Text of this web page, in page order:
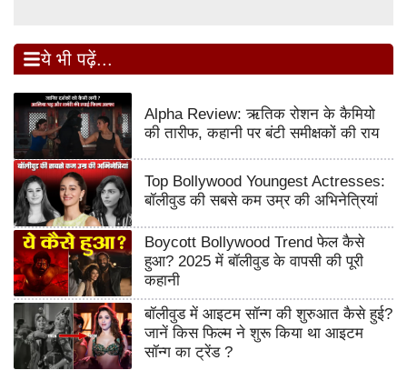
ये भी पढ़ें...
Alpha Review: ऋतिक रोशन के कैमियो
की तारीफ, कहानी पर बंटी समीक्षकों की राय
Top Bollywood Youngest Actresses:
बॉलीवुड की सबसे कम उम्र की अभिनेत्रियां
Boycott Bollywood Trend फेल कैसे
हुआ? 2025 में बॉलीवुड के वापसी की पूरी
कहानी
बॉलीवुड में आइटम सॉन्ग की शुरुआत कैसे हुई?
जानें किस फिल्म ने शुरू किया था आइटम
सॉन्ग का ट्रेंड ?